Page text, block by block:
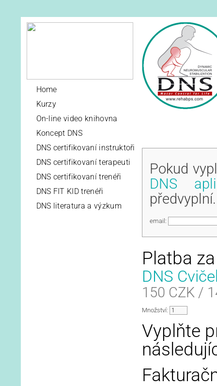
Home
Kurzy
On-line video knihovna
Koncept DNS
DNS certifikovaní instruktoři
DNS certifikovaní terapeuti
DNS certifikovaní trenéři
DNS FIT KID trenéři
DNS literatura a výzkum
Pokud
DNS
předvyplní.
email:
Platba
DNS
150 CZK /
Množství:
Vyplňte